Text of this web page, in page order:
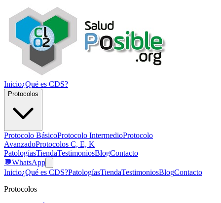
Inicio¿Qué es CDS?
Protocolos
Protocolo BásicoProtocolo IntermedioProtocolo
AvanzadoProtocolos C, E, K
PatologíasTiendaTestimoniosBlogContacto
💬WhatsApp
Inicio¿Qué es CDS?PatologíasTiendaTestimoniosBlogContacto
Protocolos